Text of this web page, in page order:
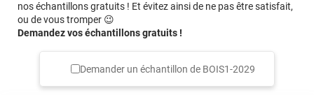
nos échantillons gratuits ! Et évitez ainsi de ne pas être satisfait,
ou de vous tromper 😉
Demandez vos échantillons gratuits !
Demander un échantillon de BOIS1-2029